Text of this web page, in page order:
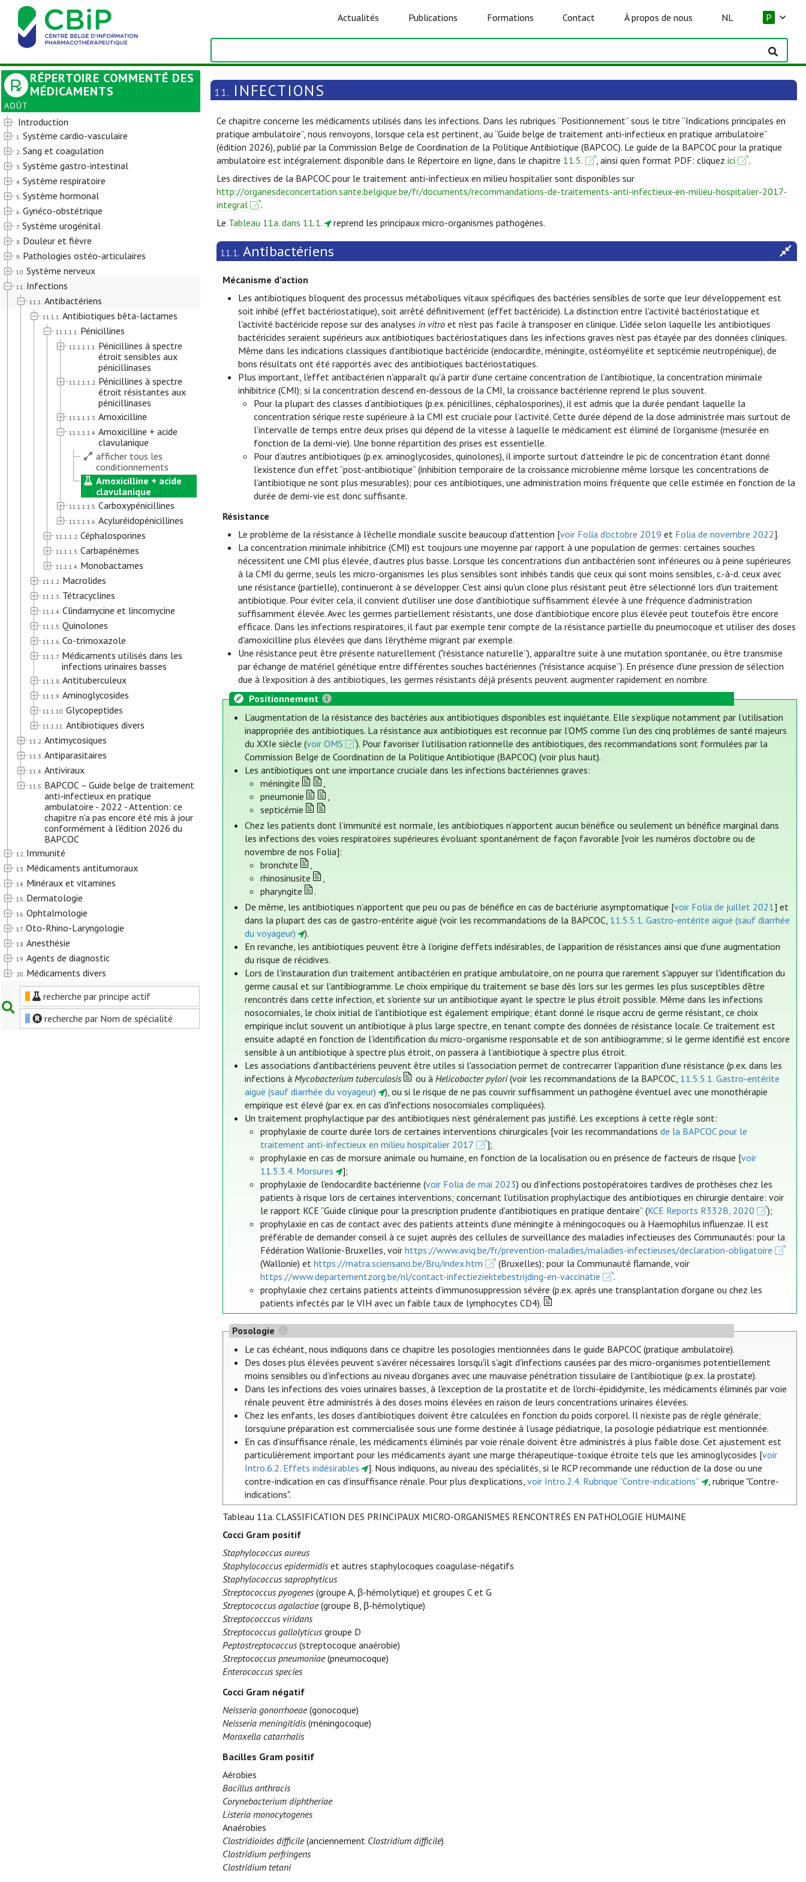
Actualités Publications Formations Contact À propos de nous NL P
RÉPERTOIRE COMMENTÉ DES
MÉDICAMENTS
AOÛT
Introduction
1. Système cardio-vasculaire
2. Sang et coagulation
3. Système gastro-intestinal
4. Système respiratoire
5. Système hormonal
6. Gynéco-obstétrique
7. Système urogénital
8. Douleur et fièvre
9. Pathologies ostéo-articulaires
10. Système nerveux
11. Infections
11.1. Antibactériens
11.1.1. Antibiotiques bêta-lactames
11.1.1.1. Pénicillines
11.1.1.1.1. Pénicillines à spectre
étroit sensibles aux
pénicillinases
11.1.1.1.2. Pénicillines à spectre
étroit résistantes aux
pénicillinases
11.1.1.1.3. Amoxicilline
11.1.1.1.4. Amoxicilline + acide
clavulanique
afficher tous les
conditionnements
Amoxicilline + acide
clavulanique
11.1.1.1.5. Carboxypénicillines
11.1.1.1.6. Acyluréidopénicillines
11.1.1.2. Céphalosporines
11.1.1.3. Carbapénèmes
11.1.1.4. Monobactames
11.1.2. Macrolides
11.1.3. Tétracyclines
11.1.4. Clindamycine et lincomycine
11.1.5. Quinolones
11.1.6. Co-trimoxazole
11.1.7. Médicaments utilisés dans les
infections urinaires basses
11.1.8. Antituberculeux
11.1.9. Aminoglycosides
11.1.10. Glycopeptides
11.1.11. Antibiotiques divers
11.2. Antimycosiques
11.3. Antiparasitaires
11.4. Antiviraux
11.5. BAPCOC – Guide belge de traitement
anti-infectieux en pratique
ambulatoire - 2022 - Attention: ce
chapitre n'a pas encore été mis à jour
conformément à l'édition 2026 du
BAPCOC
12. Immunité
13. Médicaments antitumoraux
14. Minéraux et vitamines
15. Dermatologie
16. Ophtalmologie
17. Oto-Rhino-Laryngologie
18. Anesthésie
19. Agents de diagnostic
20. Médicaments divers
recherche par principe actif
recherche par Nom de spécialité
11. INFECTIONS
Ce chapitre concerne les médicaments utilisés dans les infections. Dans les rubriques “Positionnement” sous le titre “Indications principales en
pratique ambulatoire”, nous renvoyons, lorsque cela est pertinent, au “Guide belge de traitement anti-infectieux en pratique ambulatoire”
(édition 2026), publié par la Commission Belge de Coordination de la Politique Antibiotique (BAPCOC). Le guide de la BAPCOC pour la pratique
ambulatoire est intégralement disponible dans le Répertoire en ligne, dans le chapitre 11.5. , ainsi qu’en format PDF: cliquez ici
.
Les directives de la BAPCOC pour le traitement anti-infectieux en milieu hospitalier sont disponibles sur
http://organesdeconcertation.sante.belgique.be/fr/documents/recommandations-de-traitements-anti-infectieux-en-milieu-hospitalier-2017-
integral
.
Le Tableau 11a. dans 11.1. reprend les principaux micro-organismes pathogènes.
11.1. Antibactériens
Mécanisme d’action
Les antibiotiques bloquent des processus métaboliques vitaux spécifiques des bactéries sensibles de sorte que leur développement est
soit inhibé (effet bactériostatique), soit arrêté définitivement (effet bactéricide). La distinction entre l'activité bactériostatique et
l'activité bactéricide repose sur des analyses in vitro et n'est pas facile à transposer en clinique. L'idée selon laquelle les antibiotiques
bactéricides seraient supérieurs aux antibiotiques bactériostatiques dans les infections graves n'est pas étayée par des données cliniques.
Même dans les indications classiques d’antibiotique bactéricide (endocardite, méningite, ostéomyélite et septicémie neutropénique), de
bons résultats ont été rapportés avec des antibiotiques bactériostatiques.
Plus important, l'effet antibactérien n'apparaît qu'à partir d’une certaine concentration de l’antibiotique, la concentration minimale
inhibitrice (CMI); si la concentration descend en-dessous de la CMI, la croissance bactérienne reprend le plus souvent.
Pour la plupart des classes d’antibiotiques (p.ex. pénicillines, céphalosporines), il est admis que la durée pendant laquelle la
concentration sérique reste supérieure à la CMI est cruciale pour l’activité. Cette durée dépend de la dose administrée mais surtout de
l’intervalle de temps entre deux prises qui dépend de la vitesse à laquelle le médicament est éliminé de l’organisme (mesurée en
fonction de la demi-vie). Une bonne répartition des prises est essentielle.
Pour d’autres antibiotiques (p.ex. aminoglycosides, quinolones), il importe surtout d’atteindre le pic de concentration étant donné
l’existence d’un effet “post-antibiotique” (inhibition temporaire de la croissance microbienne même lorsque les concentrations de
l'antibiotique ne sont plus mesurables); pour ces antibiotiques, une administration moins fréquente que celle estimée en fonction de la
durée de demi-vie est donc suffisante.
Résistance
Le problème de la résistance à l’échelle mondiale suscite beaucoup d’attention [voir Folia d'octobre 2019 et Folia de novembre 2022].
La concentration minimale inhibitrice (CMI) est toujours une moyenne par rapport à une population de germes: certaines souches
nécessitent une CMI plus élevée, d’autres plus basse. Lorsque les concentrations d’un antibactérien sont inférieures ou à peine supérieures
à la CMI du germe, seuls les micro-organismes les plus sensibles sont inhibés tandis que ceux qui sont moins sensibles, c.-à-d. ceux avec
une résistance (partielle), continueront à se développer. C'est ainsi qu'un clone plus résistant peut être sélectionné lors d'un traitement
antibiotique. Pour éviter cela, il convient d'utiliser une dose d'antibiotique suffisamment élevée à une fréquence d’administration
suffisamment élevée. Avec les germes partiellement résistants, une dose d’antibiotique encore plus élevée peut toutefois être encore
efficace. Dans les infections respiratoires, il faut par exemple tenir compte de la résistance partielle du pneumocoque et utiliser des doses
d'amoxicilline plus élevées que dans l'érythème migrant par exemple.
Une résistance peut être présente naturellement ("résistance naturelle”), apparaître suite à une mutation spontanée, ou être transmise
par échange de matériel génétique entre différentes souches bactériennes ("résistance acquise”). En présence d'une pression de sélection
due à l'exposition à des antibiotiques, les germes résistants déjà présents peuvent augmenter rapidement en nombre.
Positionnement
L’augmentation de la résistance des bactéries aux antibiotiques disponibles est inquiétante. Elle s’explique notamment par l’utilisation
inappropriée des antibiotiques. La résistance aux antibiotiques est reconnue par l’OMS comme l'un des cinq problèmes de santé majeurs
du XXIe siècle (voir OMS
). Pour favoriser l’utilisation rationnelle des antibiotiques, des recommandations sont formulées par la
Commission Belge de Coordination de la Politique Antibiotique (BAPCOC) (voir plus haut).
Les antibiotiques ont une importance cruciale dans les infections bactériennes graves:
méningite
,
pneumonie
,
septicémie
Chez les patients dont l’immunité est normale, les antibiotiques n’apportent aucun bénéfice ou seulement un bénéfice marginal dans
les infections des voies respiratoires supérieures évoluant spontanément de façon favorable [voir les numéros d’octobre ou de
novembre de nos Folia]:
bronchite
,
rhinosinusite
,
pharyngite
.
De même, les antibiotiques n’apportent que peu ou pas de bénéfice en cas de bactériurie asymptomatique [voir Folia de juillet 2021] et
dans la plupart des cas de gastro-entérite aiguë (voir les recommandations de la BAPCOC, 11.5.5.1. Gastro-entérite aiguë (sauf diarrhée
du voyageur)
).
En revanche, les antibiotiques peuvent être à l’origine d’effets indésirables, de l’apparition de résistances ainsi que d’une augmentation
du risque de récidives.
Lors de l'instauration d’un traitement antibactérien en pratique ambulatoire, on ne pourra que rarement s'appuyer sur l'identification du
germe causal et sur l'antibiogramme. Le choix empirique du traitement se base dès lors sur les germes les plus susceptibles d’être
rencontrés dans cette infection, et s'oriente sur un antibiotique ayant le spectre le plus étroit possible. Même dans les infections
nosocomiales, le choix initial de l'antibiotique est également empirique; étant donné le risque accru de germe résistant, ce choix
empirique inclut souvent un antibiotique à plus large spectre, en tenant compte des données de résistance locale. Ce traitement est
ensuite adapté en fonction de l’identification du micro-organisme responsable et de son antibiogramme; si le germe identifié est encore
sensible à un antibiotique à spectre plus étroit, on passera à l’antibiotique à spectre plus étroit.
Les associations d’antibactériens peuvent être utiles si l'association permet de contrecarrer l'apparition d'une résistance (p.ex. dans les
infections àMycobacterium tuberculosis ou à Helicobacter pylori(voir les recommandations de la BAPCOC, 11.5.5.1. Gastro-entérite
aiguë (sauf diarrhée du voyageur)
), ou si le risque de ne pas couvrir suffisamment un pathogène éventuel avec une monothérapie
empirique est élevé (par ex. en cas d'infections nosocomiales compliquées).
Un traitement prophylactique par des antibiotiques n’est généralement pas justifié. Les exceptions à cette règle sont:
prophylaxie de courte durée lors de certaines interventions chirurgicales [voir les recommandationsde la BAPCOC pour le
traitement anti-infectieux en milieu hospitalier 2017
];
prophylaxie en cas de morsure animale ou humaine, en fonction de la localisation ou en présence de facteurs de risque [voir
11.5.3.4. Morsures
];
prophylaxie de l'endocardite bactérienne (voir Folia de mai 2023) ou d’infections postopératoires tardives de prothèses chez les
patients à risque lors de certaines interventions; concernant l’utilisation prophylactique des antibiotiques en chirurgie dentaire: voir
le rapport KCE “Guide clinique pour la prescription prudente d’antibiotiques en pratique dentaire” (KCE Reports R332B, 2020
);
prophylaxie en cas de contact avec des patients atteints d’une méningite à méningocoques ou à Haemophilus influenzae. Il est
préférable de demander conseil à ce sujet auprès des cellules de surveillance des maladies infectieuses des Communautés: pour la
Fédération Wallonie-Bruxelles, voirhttps://www.aviq.be/fr/prevention-maladies/maladies-infectieuses/declaration-obligatoire
(Wallonie) ethttps://matra.sciensano.be/Bru/index.htm
(Bruxelles); pour la Communauté flamande, voir
https://www.departementzorg.be/nl/contact-infectieziektebestrijding-en-vaccinatie
.
prophylaxie chez certains patients atteints d’immunosuppression sévère (p.ex. après une transplantation d’organe ou chez les
patients infectés par le VIH avec un faible taux de lymphocytes CD4).
Posologie
Le cas échéant, nous indiquons dans ce chapitre les posologies mentionnées dans le guide BAPCOC (pratique ambulatoire).
Des doses plus élevées peuvent s’avérer nécessaires lorsqu'il s'agit d'infections causées par des micro-organismes potentiellement
moins sensibles ou d’infections au niveau d'organes avec une mauvaise pénétration tissulaire de l’antibiotique (p.ex. la prostate).
Dans les infections des voies urinaires basses, à l'exception de la prostatite et de l'orchi-épididymite, les médicaments éliminés par voie
rénale peuvent être administrés à des doses moins élevées en raison de leurs concentrations urinaires élevées.
Chez les enfants, les doses d’antibiotiques doivent être calculées en fonction du poids corporel. Il n’existe pas de règle générale;
lorsqu’une préparation est commercialisée sous une forme destinée à l’usage pédiatrique, la posologie pédiatrique est mentionnée.
En cas d'insuffisance rénale, les médicaments éliminés par voie rénale doivent être administrés à plus faible dose. Cet ajustement est
particulièrement important pour les médicaments ayant une marge thérapeutique-toxique étroite tels que les aminoglycosides [voir
Intro.6.2. Effets indésirables
]. Nous indiquons, au niveau des spécialités, si le RCP recommande une réduction de la dose ou une
contre-indication en cas d’insuffisance rénale. Pour plus d'explications,voir Intro.2.4. Rubrique “Contre-indications”
, rubrique "Contre-
indications".
Tableau 11a. CLASSIFICATION DES PRINCIPAUX MICRO-ORGANISMES RENCONTRÉS EN PATHOLOGIE HUMAINE
Cocci Gram positif
Staphylococcus aureus
Staphylococcus epidermidis et autres staphylocoques coagulase-négatifs
Staphylococcus saprophyticus
Streptococcus pyogenes (groupe A, β-hémolytique) et groupes C et G
Streptococcus agalactiae(groupe B, β-hémolytique)
Streptococccus viridans
Streptococcus gallolyticus groupe D
Peptostreptococcus (streptocoque anaérobie)
Streptococcus pneumoniae(pneumocoque)
Enterococcus species
Cocci Gram négatif
Neisseria gonorrhoeae(gonocoque)
Neisseria meningitidis (méningocoque)
Moraxella catarrhalis
Bacilles Gram positif
Aérobies
Bacillus anthracis
Corynebacterium diphtheriae
Listeria monocytogenes
Anaérobies
Clostridioides difficile(anciennement Clostridium difficile)
Clostridium perfringens
Clostridium tetani